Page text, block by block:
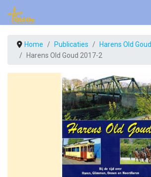
Home Publicaties
Harens Old Goud
Harens Old Goud 2017-2